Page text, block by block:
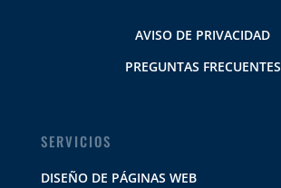
AVISO DE PRIVACIDAD
PREGUNTAS FRECUENTES
SERVICIOS
DISEÑO DE PÁGINAS WEB